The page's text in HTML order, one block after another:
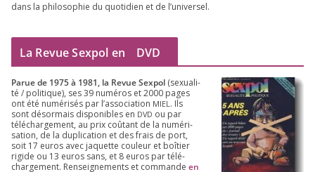
dans la phi­lo­so­phie du quo­ti­dien et de l’universel.
La Revue Sexpol en DVD
Parue de 1975à 1981, la Revue Sex­pol (sexua­li­
té /​ poli­tique), ses39 numé­ros et2000 pages
ont été numé­ri­sés par l’as­so­cia­tion MIEL. Ils
sont désor­mais dis­po­nibles en DVD ou par
télé­char­ge­ment, au prix coû­tant de la numé­ri­
sa­tion, de la dupli­ca­tion et des frais de port,
soit 17 euros avec jaquette cou­leur et boî­tier
rigide ou 13 euros sans, et 8 euros par télé­
char­ge­ment. Ren­sei­gne­ments et com­mande en